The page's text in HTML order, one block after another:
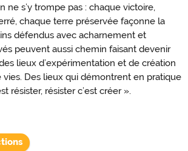
ne s’y trompe pas : chaque victoire,
chaque terre préservée façonne la
défendus avec acharnement et
peuvent aussi chemin faisant devenir
lieux d’expérimentation et de création
vies. Des lieux qui démontrent en pratique
résister, résister c’est créer ».